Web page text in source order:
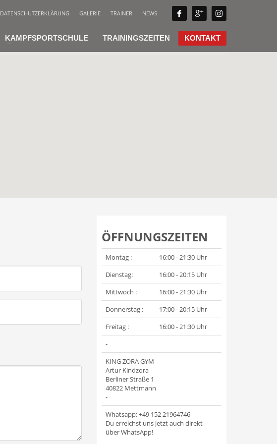
DATENSCHUTZERKLÄRUNG GALERIE TRAINER NEWS
KAMPFSPORTSCHULE TRAININGSZEITEN KONTAKT
ÖFFNUNGSZEITEN
Montag :
16:00 - 21:30 Uhr
Dienstag:
16:00 -20:15Uhr
Mittwoch :
16:00 - 21:30 Uhr
Donnerstag :
17:00 - 20:15 Uhr
Freitag :
16:00 - 21:30 Uhr
-
KING ZORA GYM
Artur Kindzora
Berliner Straße 1
40822 Mettmann
-
Whatsapp: +49 152 21964746
Du erreichst uns jetzt auch direkt
über WhatsApp!